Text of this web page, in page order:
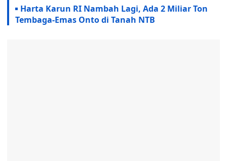
Harta Karun RI Nambah Lagi, Ada 2 Miliar Ton
Tembaga-Emas Onto di Tanah NTB